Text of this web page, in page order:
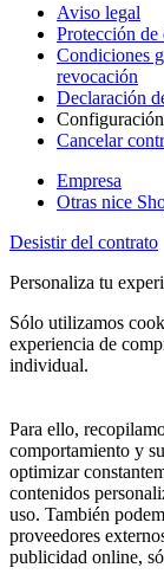
Aviso legal
Protección de
Condiciones
revocación
Declaración
Cancelar
Empresa
Otras nice
Desistir del contrato
Personaliza tu
Sólo utilizamos
experiencia de
individual.
Para ello,
comportamiento y
optimizar
contenidos
uso. También
proveedores
publicidad online,